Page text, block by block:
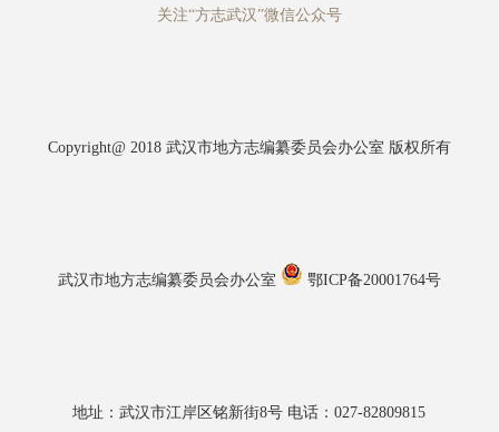
关注“方志武汉”微信公众号
Copyright@ 2018 武汉市地方志编纂委员会办公室 版权所有
武汉市地方志编纂委员会办公室 鄂ICP备20001764号
地址：武汉市江岸区铭新街8号 电话：027-82809815